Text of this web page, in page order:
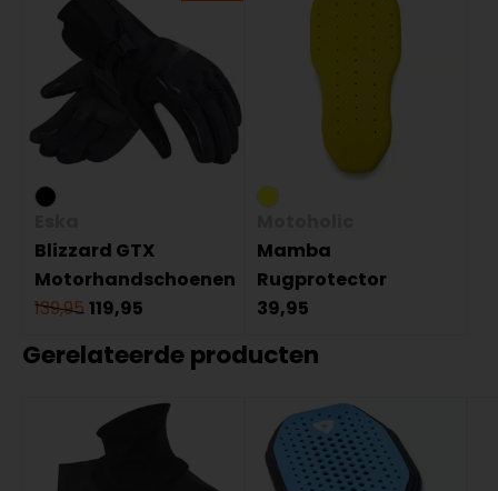
Blizzard GTX
Motorhandschoenen
139,95 119,95
Mamba
Rugprotector
39,95
Gerelateerde producten